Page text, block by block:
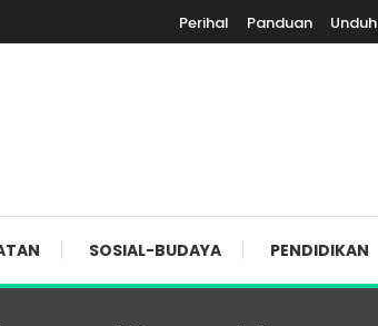
Perihal Panduan Unduh
SOSIAL-BUDAYA PENDIDIKAN